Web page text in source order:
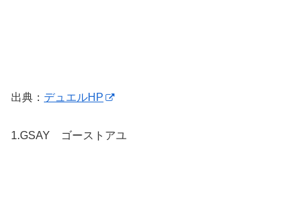
出典： デュエルHP
1.GSAY ゴーストアユ